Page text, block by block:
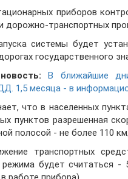
приборов
дорожно-транспортных
системы будет
государственного
В ближайшие
1,5 месяца - в
что в населенных
пунктов разрешенная
полосой - не более 110
транспортных
режима будет считаться